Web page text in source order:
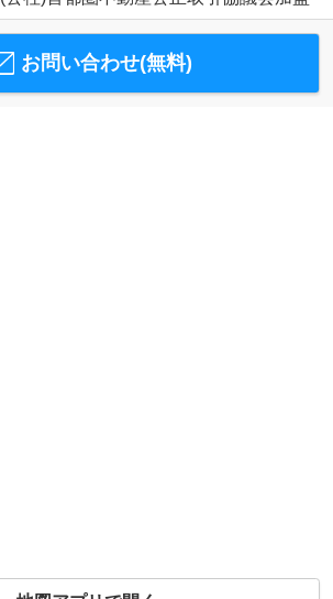
お問い合わせ(無料)